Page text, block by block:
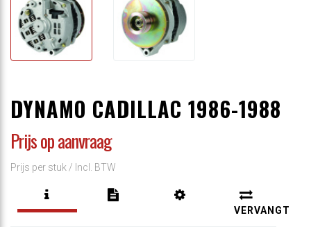
DYNAMO CADILLAC 1986-1988
Prijs op aanvraag
Prijs per stuk / Incl. BTW
VERVANGT